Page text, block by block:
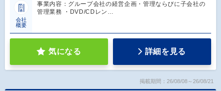
会社
概要
事業内容：グループ会社の経営企画・管理ならびに子会社の
管理業務 ・DVD/CDレン…
気になる 詳細を見る
掲載期間：26/08/08～26/08/21